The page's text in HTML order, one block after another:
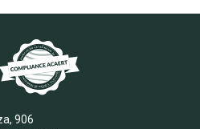
906